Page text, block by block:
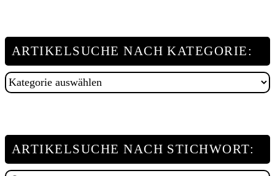
ARTIKELSUCHE NACH KATEGORIE:
Artikelsuche
ARTIKELSUCHE NACH STICHWORT: